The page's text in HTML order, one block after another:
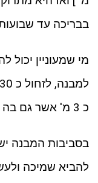
בבריכה עד
מי שמעוניין יכול
כ 3 מ' אשר גם בה ניתן לשחות.
בסביבות המבנה
להביא שמיכה